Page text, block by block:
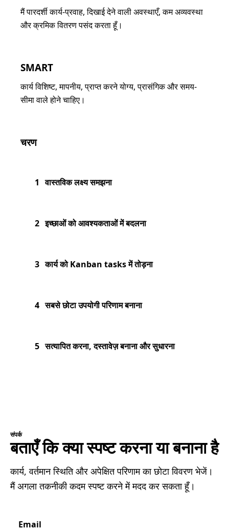
मैं पारदर्शी कार्य-प्रवाह, दिखाई देने वाली अवस्थाएँ, कम अव्यवस्था
और क्रमिक वितरण पसंद करता हूँ।
SMART
कार्य विशिष्ट, मापनीय, प्राप्त करने योग्य, प्रासंगिक और समय-
सीमा वाले होने चाहिए।
चरण
1 वास्तविक लक्ष्य समझना
2 इच्छाओं को आवश्यकताओं में बदलना
3 कार्य को Kanban tasks में तोड़ना
4 सबसे छोटा उपयोगी परिणाम बनाना
5 सत्यापित करना, दस्तावेज़ बनाना और सुधारना
संपर्क
बताएँ कि क्या स्पष्ट करना या बनाना है
कार्य, वर्तमान स्थिति और अपेक्षित परिणाम का छोटा विवरण भेजें।
मैं अगला तकनीकी कदम स्पष्ट करने में मदद कर सकता हूँ।
Email